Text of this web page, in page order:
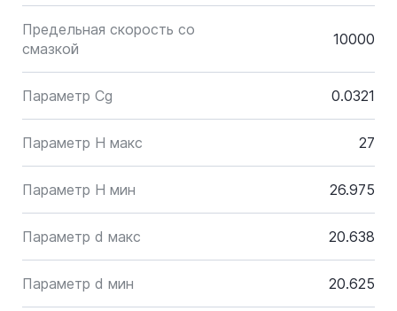
Предельная скорость со
смазкой
10000
Параметр Cg 0.0321
Параметр H макс 27
Параметр H мин 26.975
Параметр d макс 20.638
Параметр d мин 20.625